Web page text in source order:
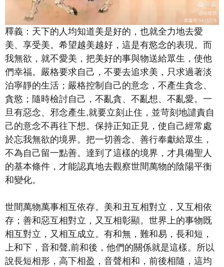
釋義：天下的人均知道美是好的，也就全力地去愛
美、享受美。希望越美越好，這是有慾念的表現。而
我無欲，就不愛美，把美好的事與物送給眾生，使他
們幸福。嚴格要求自己，不要去追求美，只求過著淡
泊寧靜的生活；嚴格控制自己的意念，不產生貪念、
貪慾；隨時檢討自己，不亂貪、不亂想、不亂愛。一
旦有惡念、邪念產生,就要立刻止住，並苛刻地譴責自
己的意念不再往下想。保持正知正見，使自己經常處
於忘我無欲的境界。把一切善念、善行奉獻給眾生，
不為自己留一點善。達到了這樣的境界，才具備聖人
的基本條件，才能認真地去觀察世間萬物的陰陽平衡
和變化。
世間萬物萬事相互依存。美和丑互相對立，又互相依
存；善和惡互相對立，又互相彰顯。世界上的事物既
相互對立，又相互成立。有和無，難和易，長和短，
上和下，音和聲,前和後，他們的關係就是這樣。所以
說長短相形，高下相盈，音聲相和，前後相隨，這均